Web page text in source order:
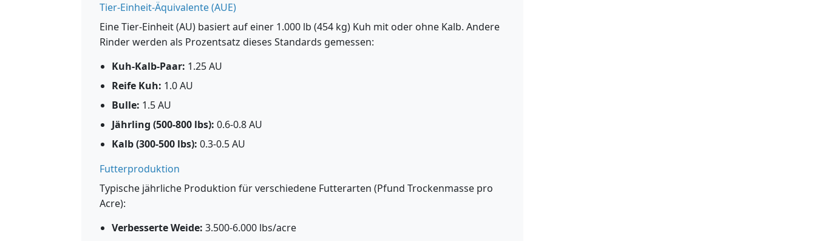
Tier-Einheit-Äquivalente (AUE)
Eine Tier-Einheit (AU) basiert auf einer 1.000 lb (454 kg) Kuh mit oder ohne Kalb. Andere
Rinder werden als Prozentsatz dieses Standards gemessen:
Kuh-Kalb-Paar: 1.25 AU
Reife Kuh: 1.0 AU
Bulle: 1.5 AU
Jährling (500-800 lbs): 0.6-0.8 AU
Kalb (300-500 lbs): 0.3-0.5 AU
Futterproduktion
Typische jährliche Produktion für verschiedene Futterarten (Pfund Trockenmasse pro
Acre):
Verbesserte Weide: 3.500-6.000 lbs/acre